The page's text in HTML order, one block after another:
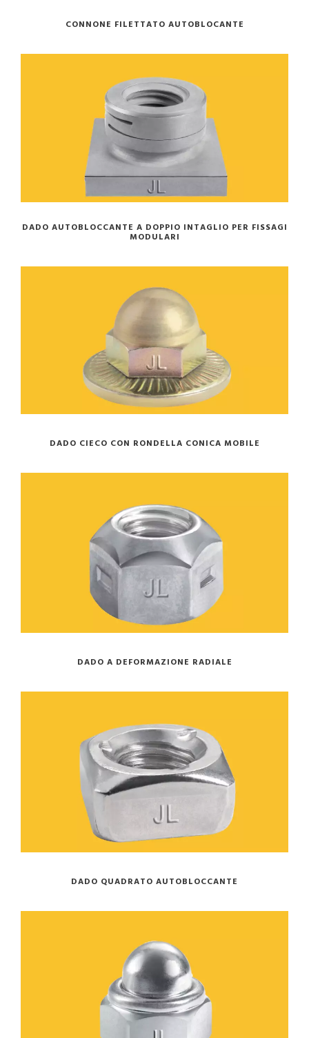
CONNONE FILETTATO AUTOBLOCANTE
DADO AUTOBLOCCANTE A DOPPIO INTAGLIO PER FISSAGI
MODULARI
DADO CIECO CON RONDELLA CONICA MOBILE
DADO A DEFORMAZIONE RADIALE
DADO QUADRATO AUTOBLOCCANTE